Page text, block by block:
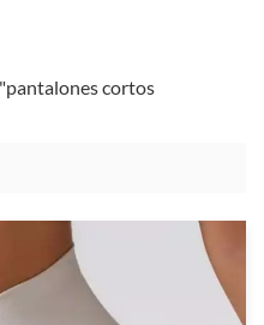
cortos